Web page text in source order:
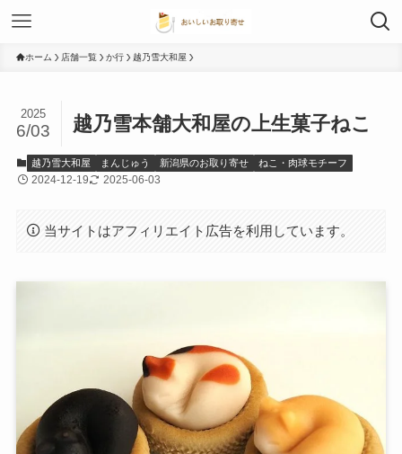
ホーム 店舗一覧 か行 越乃雪大和屋
越乃雪本舗大和屋の上生菓子ねこ
2025
6/03
越乃雪大和屋 まんじゅう 新潟県のお取り寄せ ねこ・肉球モチーフ
2024-12-19 2025-06-03
当サイトはアフィリエイト広告を利用しています。